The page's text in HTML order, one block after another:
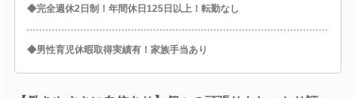
◆完全週休2日制！年間休日125日以上！転勤なし
◆男性育児休暇取得実績有！家族手当あり